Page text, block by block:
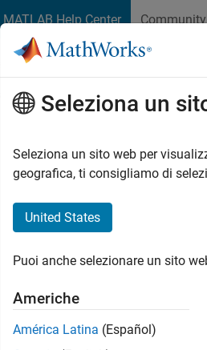
MATLAB Help Center Community
della documentazione
wirelessSeleziona un
Seleziona un sito web per
geografica, ti consigliamo di
United States
Puoi anche selezionare un sito
Americhe
América Latina (Español)